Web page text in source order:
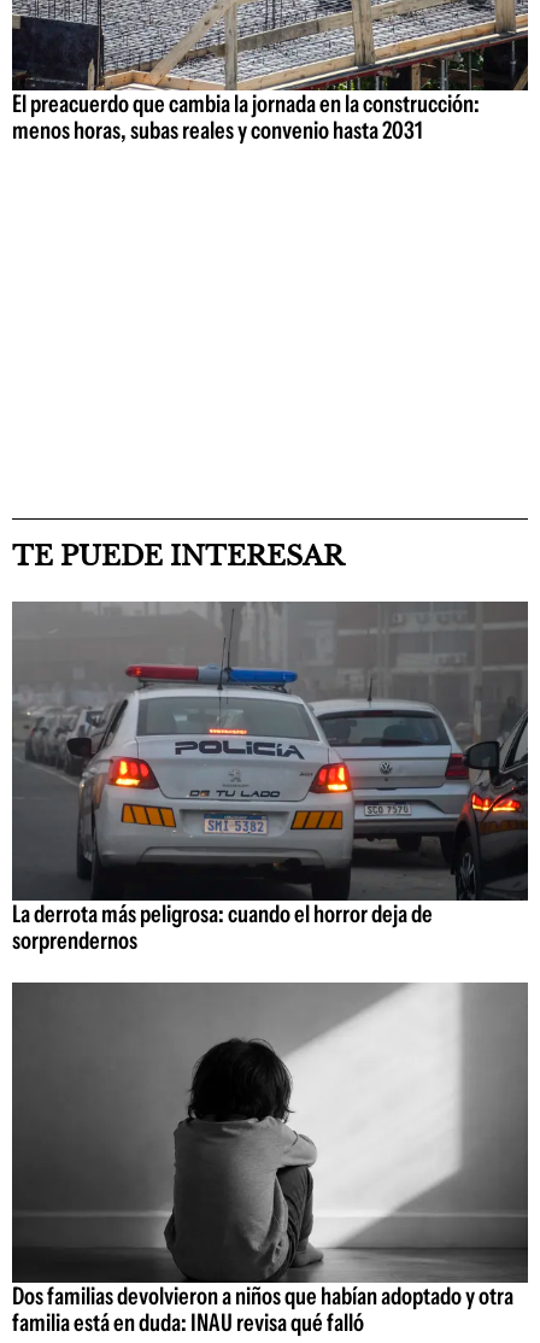
El preacuerdo que cambia la jornada en la construcción:
menos horas, subas reales y convenio hasta 2031
TE PUEDE INTERESAR
La derrota más peligrosa: cuando el horror deja de
sorprendernos
Dos familias devolvieron a niños que habían adoptado y otra
familia está en duda: INAU revisa qué falló